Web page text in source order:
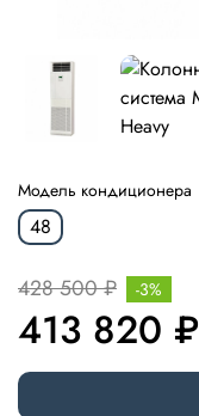
Модель кондиционера
48
428 500 ₽
413 820 ₽
-3%